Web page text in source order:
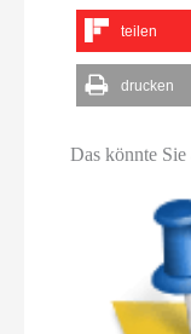
teilen
drucken
Das könnte Sie